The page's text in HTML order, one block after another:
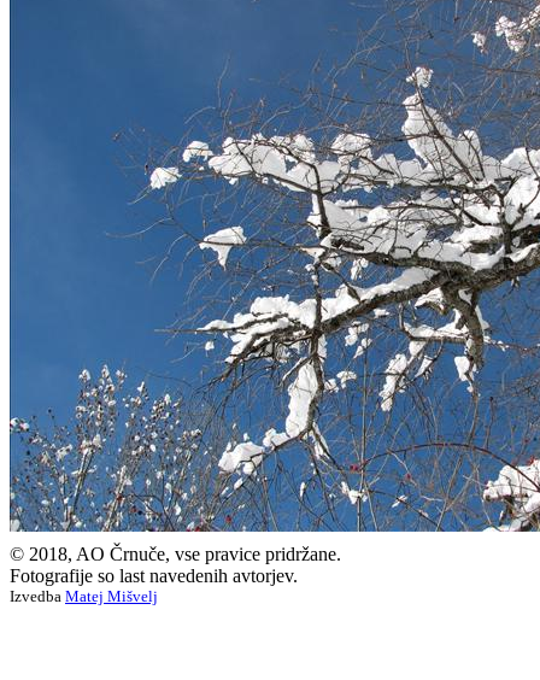
© 2018, AO Črnuče, vse pravice pridržane.
Fotografije so last navedenih avtorjev.
Izvedba Matej Mišvelj